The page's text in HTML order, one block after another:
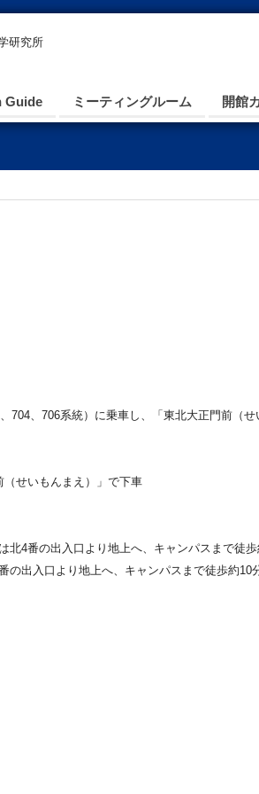
研究所
Guide ミーティングルーム 開館
704、706系統）に乗車し、「東北大正門前（
せいもんまえ）」で下車
北4番の出入口より地上へ、キャンパスまで徒
の出入口より地上へ、キャンパスまで徒歩約10